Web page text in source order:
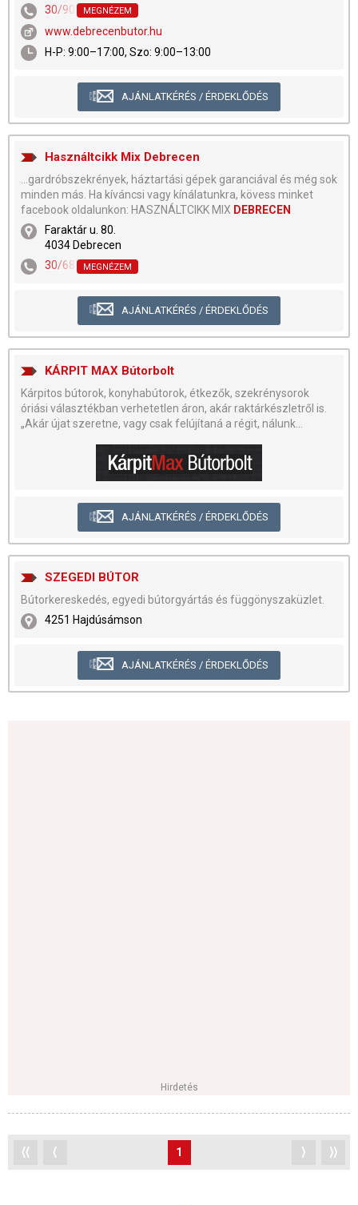
30/908-1404
MEGNÉZEM
www.debrecenbutor.hu
H-P: 9:00–17:00, Szo: 9:00–13:00
AJÁNLATKÉRÉS / ÉRDEKLŐDÉS
Használtcikk Mix Debrecen
...gardróbszekrények, háztartási gépek garanciával és még sok
minden más. Ha kíváncsi vagy kínálatunkra, kövess minket
facebook oldalunkon: HASZNÁLTCIKK MIX DEBRECEN
Faraktár u. 80.
4034 Debrecen
30/687-7462
MEGNÉZEM
AJÁNLATKÉRÉS / ÉRDEKLŐDÉS
KÁRPIT MAX Bútorbolt
Kárpitos bútorok, konyhabútorok, étkezők, szekrénysorok
óriási választékban verhetetlen áron, akár raktárkészletről is.
„Akár újat szeretne, vagy csak felújítaná a régit, nálunk...
AJÁNLATKÉRÉS / ÉRDEKLŐDÉS
SZEGEDI BÚTOR
Bútorkereskedés, egyedi bútorgyártás és függönyszaküzlet.
4251 Hajdúsámson
AJÁNLATKÉRÉS / ÉRDEKLŐDÉS
Hirdetés
⟨⟨ ⟨ 1 ⟩ ⟩⟩